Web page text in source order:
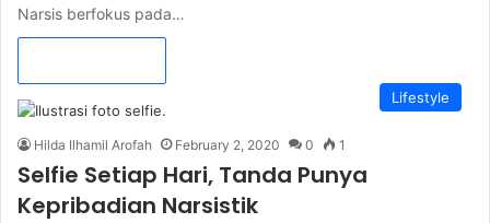
Narsis berfokus pada…
Lifestyle
Hilda Ilhamil Arofah February 2, 2020 0 1
Selfie Setiap Hari, Tanda Punya
Kepribadian Narsistik